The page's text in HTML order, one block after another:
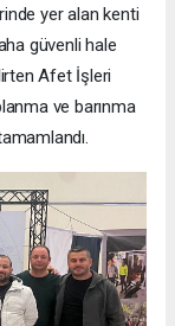
yer alan kenti
güvenli hale
Afet İşleri
ve barınma